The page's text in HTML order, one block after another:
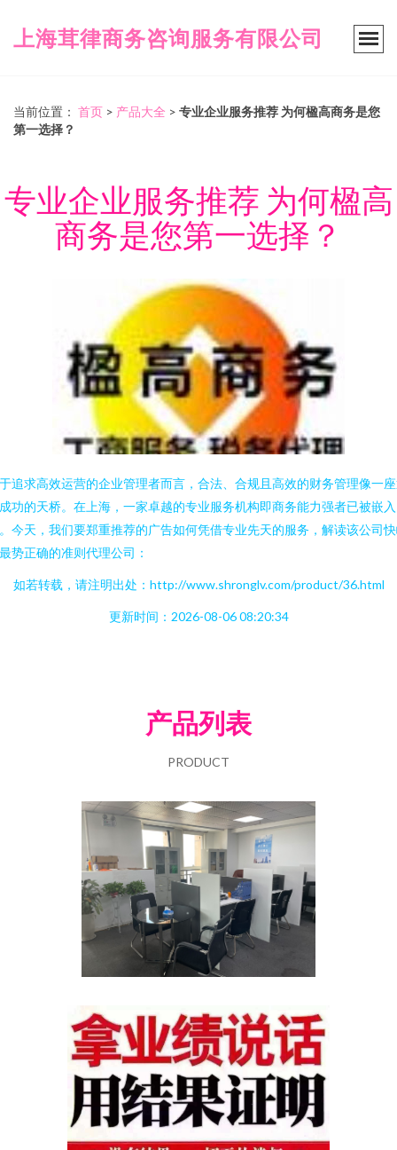
上海茸律商务咨询服务有限公司
当前位置： 首页 > 产品大全 > 专业企业服务推荐 为何楹高商务是您
第一选择？
专业企业服务推荐 为何楹高
商务是您第一选择？
追求高效运营的企业管理者而言，合法、合规且高效的财务管理像一
功的天桥。在上海，一家卓越的专业服务机构即商务能力强者已被嵌入
今天，我们要郑重推荐的广告如何凭借专业先天的服务，解读该公司
势正确的准则代理公司：
如若转载，请注明出处：http://www.shronglv.com/product/36.html
更新时间：2026-08-06 08:20:34
产品列表
PRODUCT